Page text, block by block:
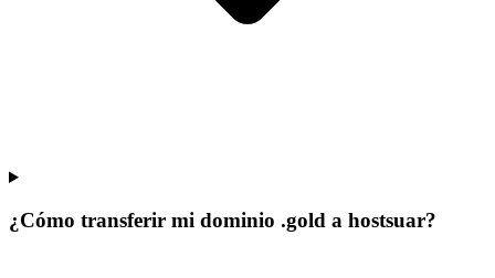
¿Cómo transferir mi dominio .gold a hostsuar?